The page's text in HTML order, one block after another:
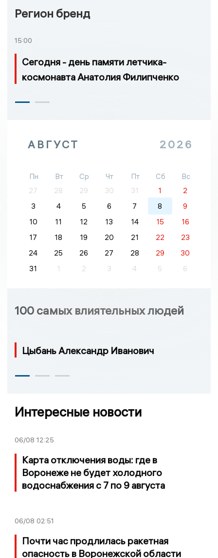
Регион бренд
15:00
Сегодня - день памяти летчика-
космонавта Анатолия Филипченко
АВГУСТ 2026
Пн Вт Ср Чт Пт Сб
Вс
27
28 29 30 31 1
2
3
4 5 6 7 8
9
10
11 12 13 14 15
16
17
18 19 20 21 22
23
24
25 26 27 28 29
30
31
1 2 3 4 5 6
100 самых влиятельных людей
Цыбань Александр Иванович
Интересные новости
06/08 12:25
Карта отключения воды: где в
Воронеже не будет холодного
водоснабжения с 7 по 9 августа
06/08 02:51
Почти час продлилась ракетная
опасность в Воронежской области